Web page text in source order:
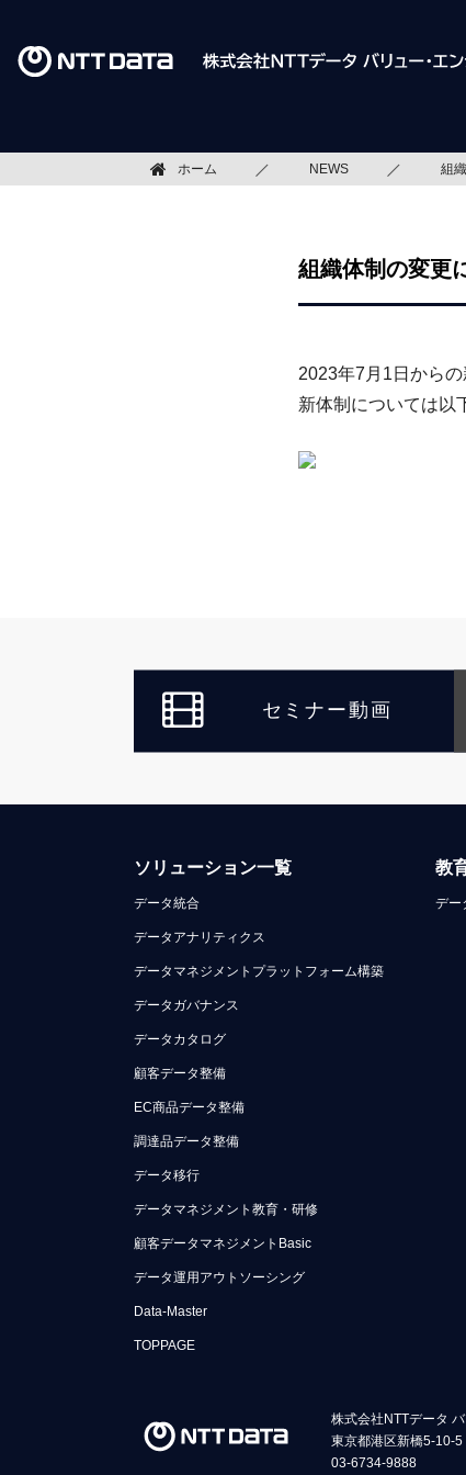
ホーム NEWS 組
組織体制の変更
2023年7月1日から
新体制については以
セミナー動画
ソリューション一覧
データ統合
データアナリティクス
データマネジメントプラットフォーム構築
データガバナンス
データカタログ
顧客データ整備
EC商品データ整備
調達品データ整備
データ移行
データマネジメント教育・研修
顧客データマネジメントBasic
データ運用アウトソーシング
Data-Master
TOPPAGE
教
デー
株式会社NTTデータ
東京都港区新橋5-10-
03-6734-9888